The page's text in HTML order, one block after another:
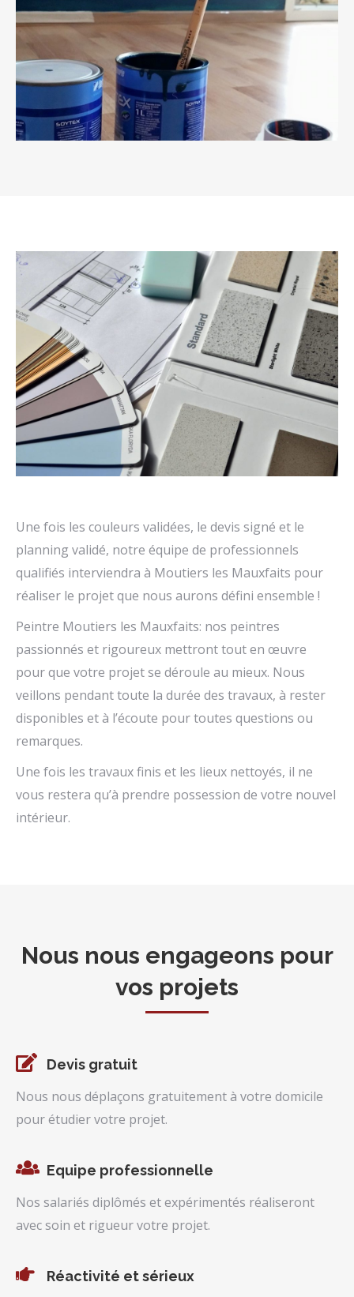
Une fois les couleurs validées, le devis signé et le
planning validé, notre équipe de professionnels
qualifiés interviendra à Moutiers les Mauxfaits pour
réaliser le projet que nous aurons défini ensemble !
Peintre Moutiers les Mauxfaits: nos peintres
passionnés et rigoureux mettront tout en œuvre
pour que votre projet se déroule au mieux. Nous
veillons pendant toute la durée des travaux, à rester
disponibles et à l’écoute pour toutes questions ou
remarques.
Une fois les travaux finis et les lieux nettoyés, il ne
vous restera qu’à prendre possession de votre nouvel
intérieur.
Nous nous engageons pour
vos projets
Devis gratuit
Nous nous déplaçons gratuitement à votre domicile
pour étudier votre projet.
Equipe professionnelle
Nos salariés diplômés et expérimentés réaliseront
avec soin et rigueur votre projet.
Réactivité et sérieux